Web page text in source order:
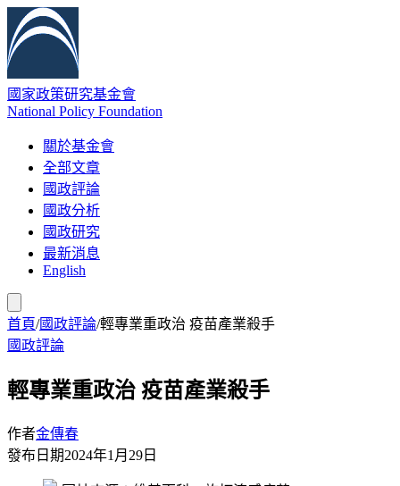
國家政策研究基金會
National Policy Foundation
關於基金會
全部文章
國政評論
國政分析
國政研究
最新消息
English
首頁/國政評論/輕專業重政治 疫苗產業殺手
國政評論
輕專業重政治 疫苗產業殺手
作者金傳春
發布日期2024年1月29日